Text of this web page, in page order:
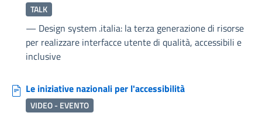
TALK
— Design system .italia: la terza generazione di risorse
per realizzare interfacce utente di qualità, accessibili e
inclusive
Le iniziative nazionali per l'accessibilità
VIDEO - EVENTO